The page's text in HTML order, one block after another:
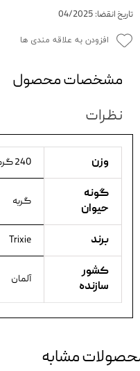
تاریخ انقضا: 04/2025
افزودن به علاقه مندی ها
مشخصات محصول
نظرات
وزن 240 گرم
گونه
حیوان
گربه
برند Trixie
کشور
سازنده
آلمان
مشابه